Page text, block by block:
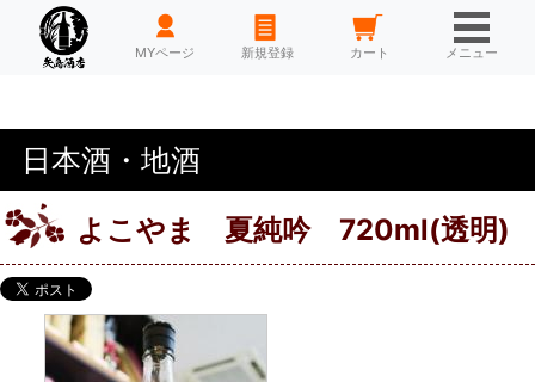
HOME MYページ 新規登録 カート メニュー
日本酒・地酒
よこやま 夏純吟 720ml(透明)